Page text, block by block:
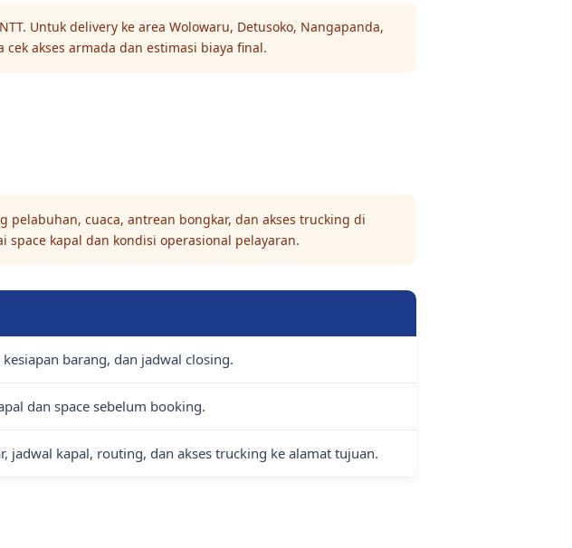
Untuk delivery ke area Wolowaru, Detusoko, Nangapanda,
akses armada dan estimasi biaya final.
cuaca, antrean bongkar, dan akses trucking di
kapal dan kondisi operasional pelayaran.
barang, dan jadwal closing.
dan space sebelum booking.
jadwal kapal, routing, dan akses trucking ke alamat tujuan.